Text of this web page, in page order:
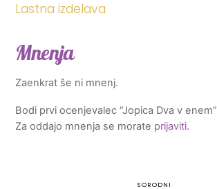
Lastna izdelava
Mnenja
Zaenkrat še ni mnenj.
Bodi prvi ocenjevalec “Jopica Dva v enem”
Za oddajo mnenja se morate prijaviti.
SORODNI